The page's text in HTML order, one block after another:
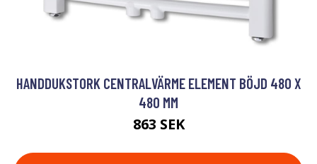
HANDDUKSTORK CENTRALVÄRME ELEMENT BÖJD 480 X
480 MM
863 SEK